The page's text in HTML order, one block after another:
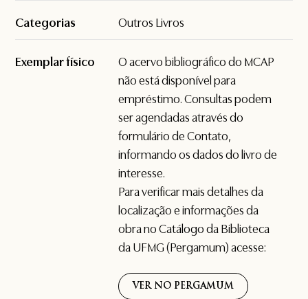
Categorias Outros Livros
Exemplar físico
O acervo bibliográfico do MCAP
não está disponível para
empréstimo. Consultas podem
ser agendadas através do
formulário deContato,
informando os dados do livro de
interesse.
Para verificar mais detalhes da
localização e informações da
obra no Catálogo da Biblioteca
da UFMG (Pergamum) acesse:
VER NO PERGAMUM